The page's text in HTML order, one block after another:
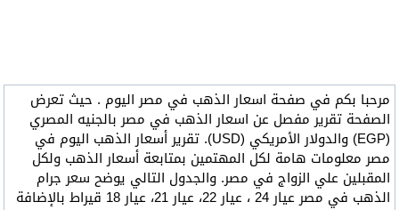
مرحبا بكم في صفحة اسعار الذهب في مصر اليوم . حيث تعرض
الصفحة تقرير مفصل عن اسعار الذهب في مصر بالجنيه المصري
(EGP) والدولار الأمريكي (USD). تقرير أسعار الذهب اليوم في
مصر معلومات هامة لكل المهتمين بمتابعة أسعار الذهب ولكل
المقبلين علي الزواج في مصر. والجدول التالي يوضح سعر جرام
الذهب في مصر عيار 24 ، عيار 22، عيار 21، عيار 18 قيراط بالإضافة